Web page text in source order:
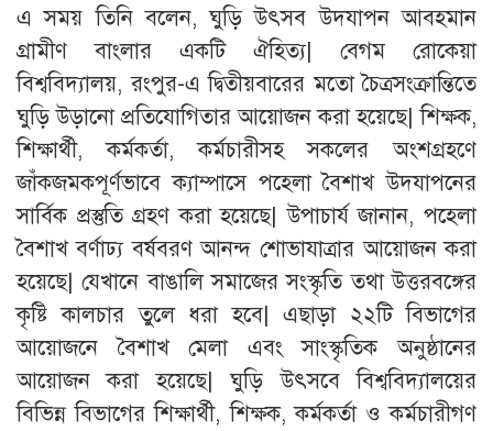
এ সময় তিনি বলেন, ঘুড়ি উৎসব উদযাপন আবহমান
গ্রামীণ বাংলার একটি ঐহিত্য| বেগম রোকেয়া
বিশ্ববিদ্যালয়, রংপুর-এ দ্বিতীয়বারের মতো চৈত্রসংক্রান্তিতে
ঘুড়ি উড়ানো প্রতিযোগিতার আয়োজন করা হয়েছে| শিক্ষক,
শিক্ষার্থী, কর্মকর্তা, কর্মচারীসহ সকলের অংশগ্রহণে
জাঁকজমকপূর্ণভাবে ক্যাম্পাসে পহেলা বৈশাখ উদযাপনের
সার্বিক প্রস্তুতি গ্রহণ করা হয়েছে| উপাচার্য জানান, পহেলা
বৈশাখ বর্ণাঢ্য বর্ষবরণ আনন্দ শোভাযাত্রার আয়োজন করা
হয়েছে| যেখানে বাঙালি সমাজের সংস্কৃতি তথা উত্তরবঙ্গের
কৃষ্টি কালচার তুলে ধরা হবে| এছাড়া ২২টি বিভাগের
আয়োজনে বৈশাখ মেলা এবং সাংস্কৃতিক অনুষ্ঠানের
আয়োজন করা হয়েছে| ঘুড়ি উৎসবে বিশ্ববিদ্যালয়ের
বিভিন্ন বিভাগের শিক্ষার্থী, শিক্ষক, কর্মকর্তা ও কর্মচারীগণ